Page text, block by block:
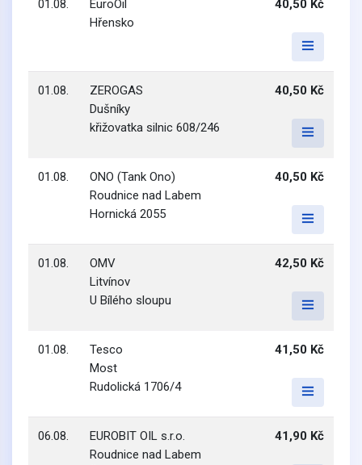
01.08.
EuroOil
Hřensko
40,50 Kč
01.08.
ZEROGAS
Dušníky
křižovatka silnic 608/246
40,50 Kč
01.08.
ONO (Tank Ono)
Roudnice nad Labem
Hornická 2055
40,50 Kč
01.08.
OMV
Litvínov
U Bílého sloupu
42,50 Kč
01.08.
Tesco
Most
Rudolická 1706/4
41,50 Kč
06.08.
EUROBIT OIL s.r.o.
Roudnice nad Labem
41,90 Kč